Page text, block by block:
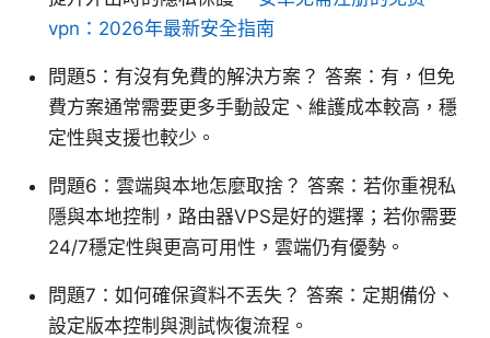
vpn：2026年最新安全指南
問題5：有沒有免費的解決方案？ 答案：有，但免
費方案通常需要更多手動設定、維護成本較高，穩
定性與支援也較少。
問題6：雲端與本地怎麼取捨？ 答案：若你重視私
隱與本地控制，路由器VPS是好的選擇；若你需要
24/7穩定性與更高可用性，雲端仍有優勢。
問題7：如何確保資料不丟失？ 答案：定期備份、
設定版本控制與測試恢復流程。